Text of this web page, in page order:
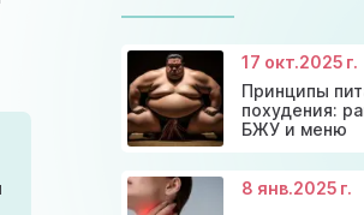
Скидки и акции на
Киеве
Консультация
диагностика
железы
Диагностика
железы
Акция: 20% скидки на
консультации врачей!
17 окт.2025 г.
Принципы
похудения:
БЖУ и меню
8 янв.2025 г.